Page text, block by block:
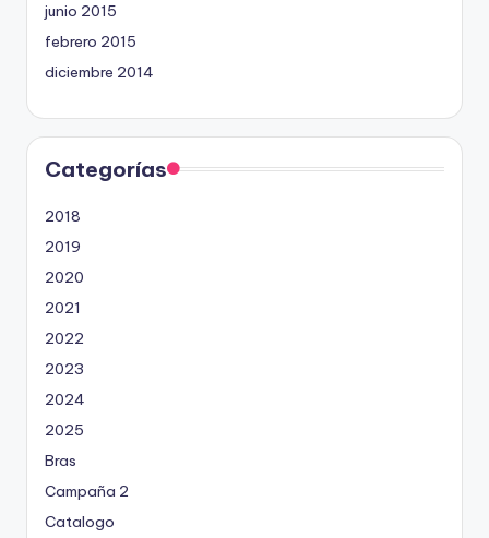
junio 2015
febrero 2015
diciembre 2014
Categorías
2018
2019
2020
2021
2022
2023
2024
2025
Bras
Campaña 2
Catalogo